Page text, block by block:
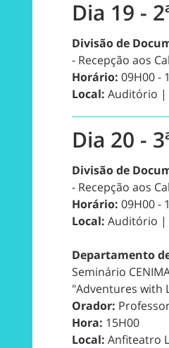
Dia 19 -
Divisão de
- Recepção aos
Horário: 09H00 -
Local: Auditório |
Dia 20 -
Divisão de
- Recepção aos
Horário: 09H00 -
Local: Auditório |
Departamento
Seminário
"Adventures with
Orador:
Hora: 15H00
Local: Anfiteatro